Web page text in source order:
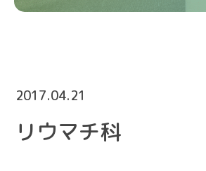
2017.04.21
リウマチ科